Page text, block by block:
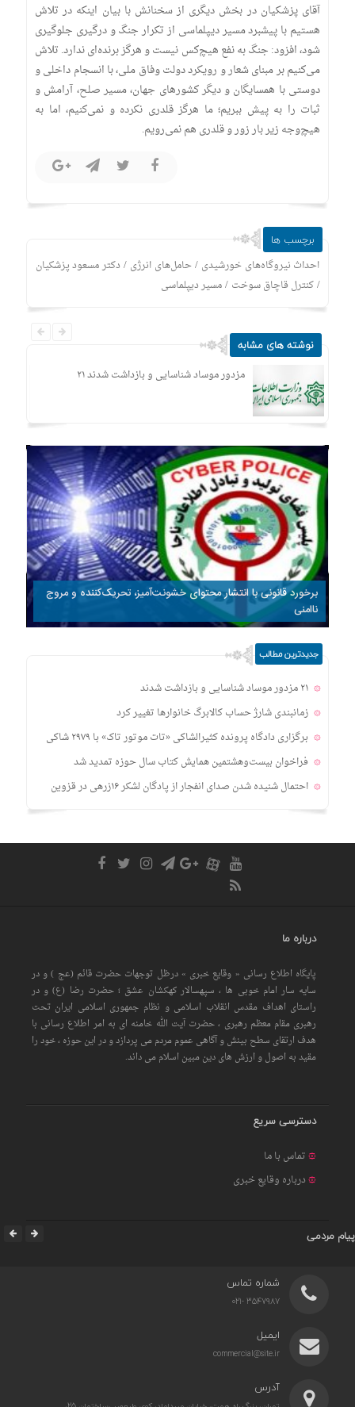
آقای پزشکیان در بخش دیگری از سخنانش با بیان اینکه در تلاش
هستیم با پیشبرد مسیر دیپلماسی از تکرار جنگ و درگیری جلوگیری
شود، افزود: جنگ به نفع هیچ‌کس نیست و هرگز برنده‌ای ندارد. تلاش
می‌کنیم بر مبنای شعار و رویکرد دولت وفاق ملی، با انسجام داخلی و
دوستی با همسایگان و دیگر کشور‌های جهان، مسیر صلح، آرامش و
ثبات را به پیش ببریم؛ ما هرگز قلدری نکرده و نمی‌کنیم، اما به
هیچ‌وجه زیر بار زور و قلدری هم نمی‌رویم.
برچسب ها
احداث نیروگاه‌های خورشیدی /حامل‌های انرژی / دکتر مسعود پزشکیان
/کنترل قاچاق سوخت /مسیر دیپلماسی
نوشته های مشابه
۲۱ مزدور موساد شناسایی و بازداشت شدند
برخورد قانونی با انتشار محتوای خشونت‌آمیز، تحریک‌کننده و مروج
ناامنی
جدیدترین مطالب
۲۱ مزدور موساد شناسایی و بازداشت شدند
زمانبندی‌ شارژ حساب کالابرگ خانوارها تغییر کرد
برگزاری دادگاه پرونده کثیرالشاکی «تات موتور تاک» با ۲۹۷۹ شاکی
فراخوان بیست‌وهشتمین همایش کتاب سال حوزه تمدید شد
احتمال شنیده شدن صدای انفجار از پادگان لشکر ۱۶زرهی در قزوین
درباره ما
پایگاه اطلاع رسانی « وقایع خبری » درظل توجهات حضرت قائم (عج ) و در
سایه سار امام خوبی ها ، سپهسالار کهکشان عشق ؛ حضرت رضا (ع) و در
راستای اهداف مقدس انقلاب اسلامی و نظام جمهوری اسلامی ایران تحت
رهبری مقام معظم رهبری ، حضرت آیت الله خامنه ای به امر اطلاع رسانی با
هدف ارتقای سطح بینش و آگاهی عموم مردم می پردازد و در این حوزه ، خود را
مقید به اصول و ارزش های دین مبین اسلام می داند.
دسترسی سریع
تماس با ما
درباره وقایع خبری
پیام مردمی
شماره تماس
3547987 -021
ایمیل
commercial@site.ir
آدرس